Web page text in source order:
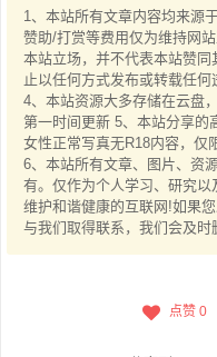
1、本站所有文章内容均来源
赞助/打赏等费用仅为维持网
本站立场，并不代表本站赞
止以任何方式发布或转载任
4、本站资源大多存储在云盘
第一时间更新 5、本站分享的
女性正常写真无R18内容，仅
6、本站所有文章、图片、资
有。仅作为个人学习、研究
维护和谐健康的互联网!如果
与我们取得联系，我们会及时
点赞 0